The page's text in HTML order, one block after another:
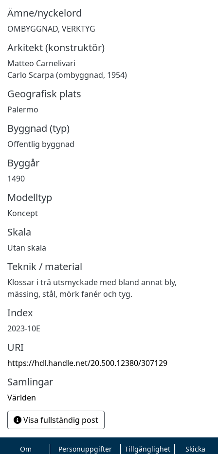
Ämne/nyckelord
OMBYGGNAD, VERKTYG
Arkitekt (konstruktör)
Matteo Carnelivari
Carlo Scarpa (ombyggnad, 1954)
Geografisk plats
Palermo
Byggnad (typ)
Offentlig byggnad
Byggår
1490
Modelltyp
Koncept
Skala
Utan skala
Teknik / material
Klossar i trä utsmyckade med bland annat bly,
mässing, stål, mörk fanér och tyg.
Index
2023-10E
URI
https://hdl.handle.net/20.500.12380/307129
Samlingar
Världen
Visa fullständig post
Om Personuppgifter Tillgänglighet Skicka